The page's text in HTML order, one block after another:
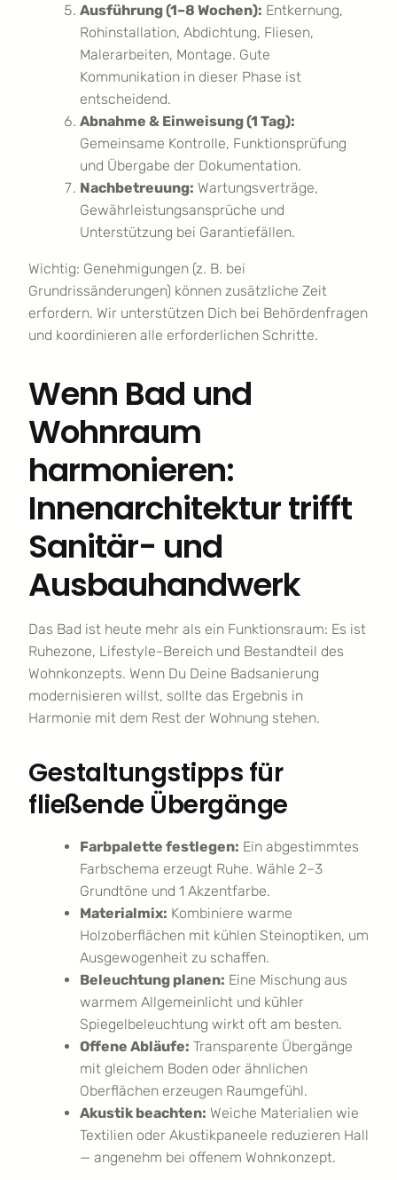
Ausführung (1–8 Wochen): Entkernung,
Rohinstallation, Abdichtung, Fliesen,
Malerarbeiten, Montage. Gute
Kommunikation in dieser Phase ist
entscheidend.
Abnahme & Einweisung (1 Tag):
Gemeinsame Kontrolle, Funktionsprüfung
und Übergabe der Dokumentation.
Nachbetreuung: Wartungsverträge,
Gewährleistungsansprüche und
Unterstützung bei Garantiefällen.
Wichtig: Genehmigungen (z. B. bei
Grundrissänderungen) können zusätzliche Zeit
erfordern. Wir unterstützen Dich bei Behördenfragen
und koordinieren alle erforderlichen Schritte.
Wenn Bad und
Wohnraum
harmonieren:
Innenarchitektur trifft
Sanitär- und
Ausbauhandwerk
Das Bad ist heute mehr als ein Funktionsraum: Es ist
Ruhezone, Lifestyle-Bereich und Bestandteil des
Wohnkonzepts. Wenn Du Deine Badsanierung
modernisieren willst, sollte das Ergebnis in
Harmonie mit dem Rest der Wohnung stehen.
Gestaltungstipps für
fließende Übergänge
Farbpalette festlegen: Ein abgestimmtes
Farbschema erzeugt Ruhe. Wähle 2–3
Grundtöne und 1 Akzentfarbe.
Materialmix: Kombiniere warme
Holzoberflächen mit kühlen Steinoptiken, um
Ausgewogenheit zu schaffen.
Beleuchtung planen: Eine Mischung aus
warmem Allgemeinlicht und kühler
Spiegelbeleuchtung wirkt oft am besten.
Offene Abläufe: Transparente Übergänge
mit gleichem Boden oder ähnlichen
Oberflächen erzeugen Raumgefühl.
Akustik beachten: Weiche Materialien wie
Textilien oder Akustikpaneele reduzieren Hall
— angenehm bei offenem Wohnkonzept.